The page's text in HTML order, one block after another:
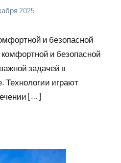
2025
и безопасной
и безопасной
задачей в
Технологии играют
[…]